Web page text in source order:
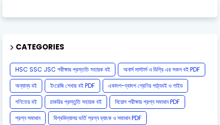
CATEGORIES
HSC SSC JSC পরীক্ষার প্রস্ততি সহায়ক বই
অনার্স মাস্টার্স ও ডিগ্রি এর সকল বই PDF
অন্যান্য বই
ইংরেজি শেখার বই PDF
একাদশ-দ্বাদশ শ্রেণির পাঠ্যবই ও গাইড
গণিতের বই
চাকরির প্রস্তুতি সহায়ক বই
নিয়োগ পরীক্ষার প্রশ্ন সমাধান PDF
প্রশ্ন সমাধান
বিশ্ববিদ্যালয় ভর্তি প্রশ্ন ব্যাংক ও সমাধান PDF